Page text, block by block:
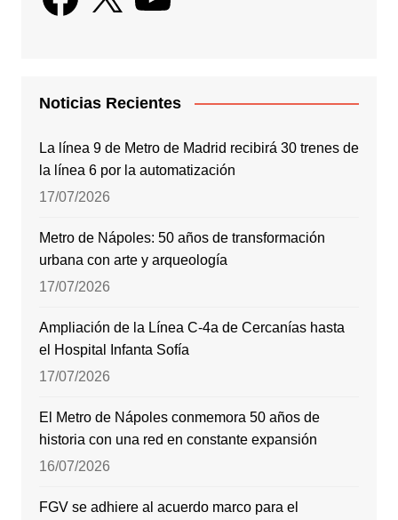
Noticias Recientes
La línea 9 de Metro de Madrid recibirá 30 trenes de
la línea 6 por la automatización
17/07/2026
Metro de Nápoles: 50 años de transformación
urbana con arte y arqueología
17/07/2026
Ampliación de la Línea C-4a de Cercanías hasta
el Hospital Infanta Sofía
17/07/2026
El Metro de Nápoles conmemora 50 años de
historia con una red en constante expansión
16/07/2026
FGV se adhiere al acuerdo marco para el